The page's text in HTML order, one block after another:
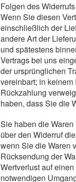
Folgen des Widerrufs
Wenn Sie diesen
einschließlich der
andere Art der
und spätestens
Vertrags bei uns
der ursprünglichen
vereinbart; in
Rückzahlung
haben, dass Sie die
Sie haben die
über den Widerruf
wenn Sie die Waren
Rücksendung der
Wertverlust auf
notwendigen